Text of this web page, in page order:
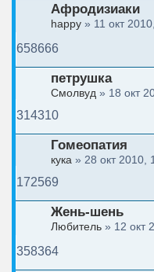
Афродизиаки
happy » 11 окт
658666
петрушка
Смолвуд » 18 окт
314310
Гомеопатия
кука » 28 окт 2010,
172569
Жень-шень
Любитель » 12 окт
358364